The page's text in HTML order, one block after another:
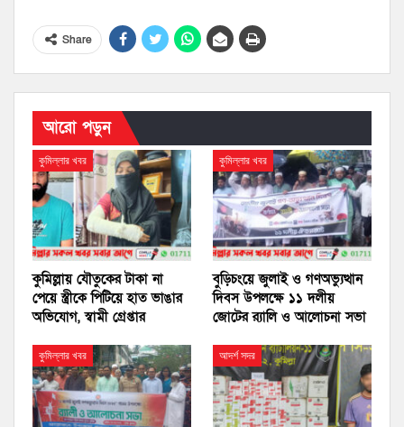
Share
আরো পড়ুন
কুমিল্লার খবর
কুমিল্লায় যৌতুকের টাকা না
পেয়ে স্ত্রীকে পিটিয়ে হাত ভাঙার
অভিযোগ, স্বামী গ্রেপ্তার
কুমিল্লার খবর
বুড়িচংয়ে জুলাই ও গণঅভ্যুত্থান
দিবস উপলক্ষে ১১ দলীয়
জোটের র‍্যালি ও আলোচনা সভা
কুমিল্লার খবর আদর্শ সদর